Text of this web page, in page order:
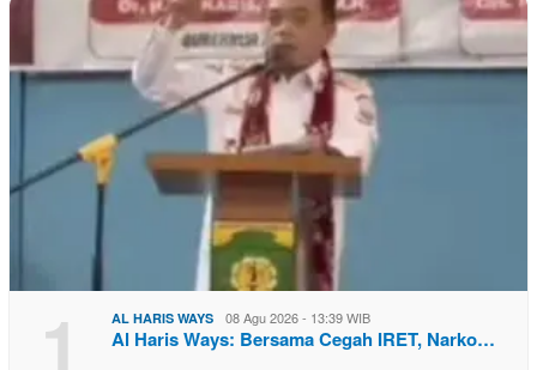
1 AL HARIS WAYS 08 Agu 2026 - 13:39 WIB
Al Haris Ways: Bersama Cegah IRET, Narko…